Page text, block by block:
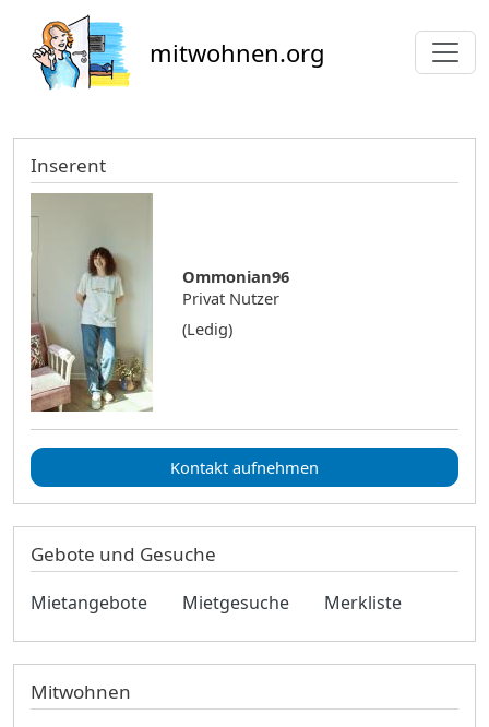
mitwohnen.org
Inserent
Ommonian96
Privat Nutzer
(Ledig)
Kontakt aufnehmen
Gebote und Gesuche
Mietangebote Mietgesuche Merkliste
Mitwohnen